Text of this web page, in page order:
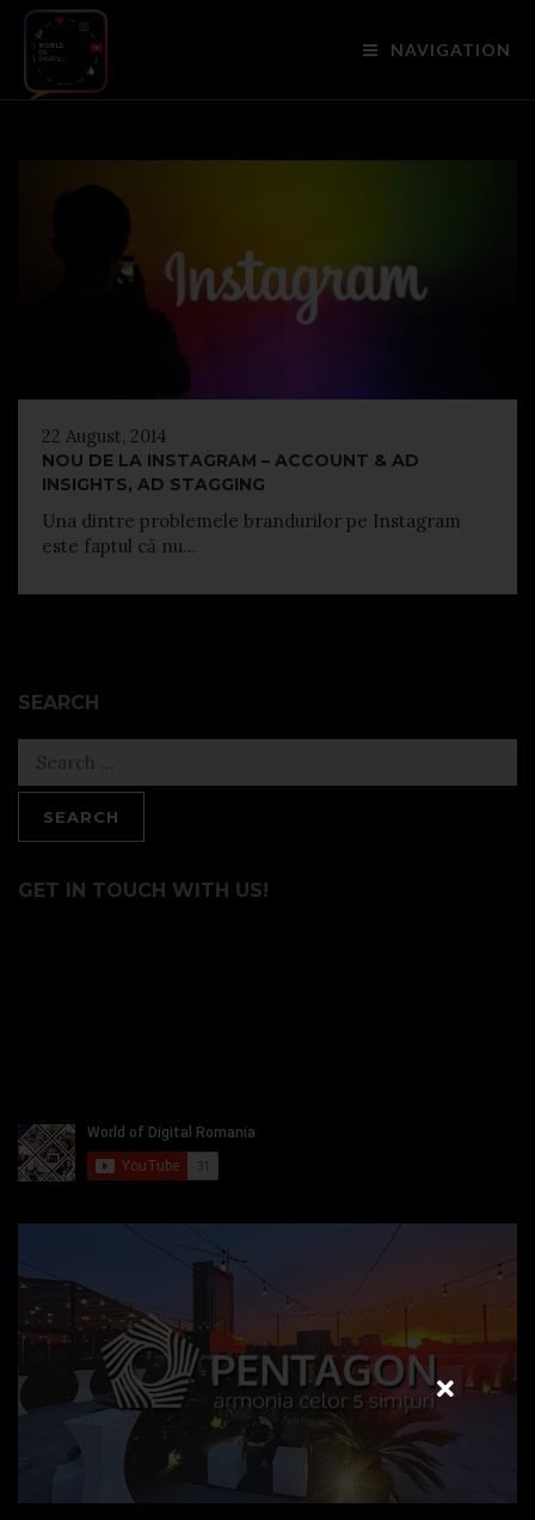
NAVIGATION
22 August, 2014
NOU DE LA INSTAGRAM – ACCOUNT & AD
INSIGHTS, AD STAGGING
Una dintre problemele brandurilor pe Instagram
este faptul că nu...
SEARCH
for:
GET IN TOUCH WITH US!